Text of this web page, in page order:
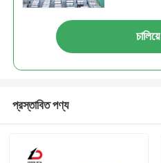
চালিয়ে
প্রস্তাবিত পণ্য